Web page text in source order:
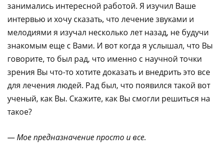
занимались интересной работой. Я изучил Ваше
интервью и хочу сказать, что лечение звуками и
мелодиями я изучал несколько лет назад, не будучи
знакомым еще с Вами. И вот когда я услышал, что Вы
говорите, то был рад, что именно с научной точки
зрения Вы что-то хотите доказать и внедрить это все
для лечения людей. Рад был, что появился такой вот
ученый, как Вы. Скажите, как Вы смогли решиться на
такое?
— Мое предназначение просто и все.